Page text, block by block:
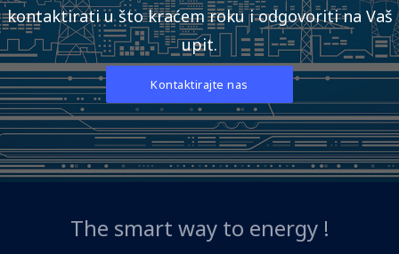
kontaktirati u što kraćem roku i odgovoriti na Vaš
upit.
Kontaktirajte nas
The smart way to energy !